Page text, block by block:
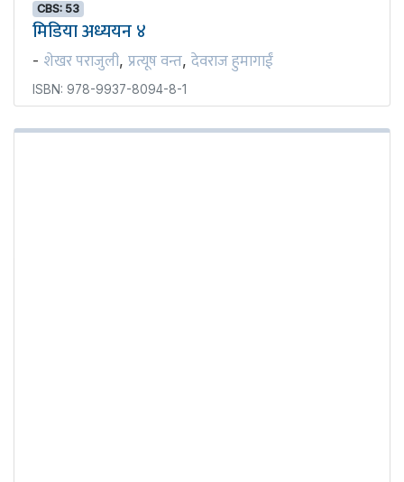
CBS: 53
मिडिया अध्ययन ४
- शेखर पराजुली, प्रत्यूष वन्त, देवराज हुमागाईं
ISBN: 978-9937-8094-8-1